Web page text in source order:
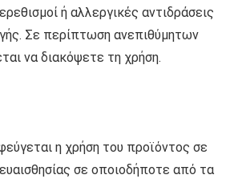
ή αλλεργικές αντιδράσεις
Σε περίπτωση ανεπιθύμητων
να διακόψετε τη χρήση.
η χρήση του προϊόντος σε
σε οποιοδήποτε από τα